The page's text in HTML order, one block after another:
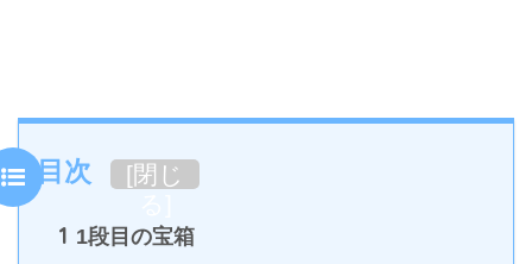
目次 [閉じ
1 1段目の宝箱